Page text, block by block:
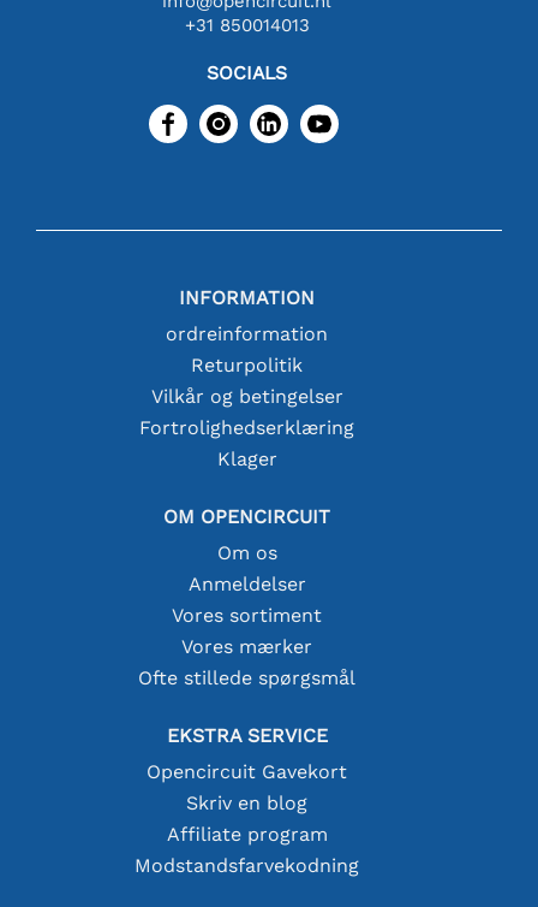
+31 850014013
SOCIALS
INFORMATION
ordreinformation
Returpolitik
Vilkår og betingelser
Fortrolighedserklæring
Klager
OM OPENCIRCUIT
Om os
Anmeldelser
Vores sortiment
Vores mærker
Ofte stillede spørgsmål
EKSTRA SERVICE
Opencircuit Gavekort
Skriv en blog
Affiliate program
Modstandsfarvekodning